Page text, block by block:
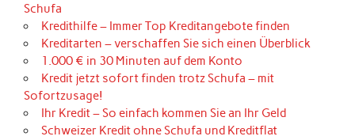
Schufa
Kredithilfe – Immer Top Kreditangebote finden
Kreditarten – verschaffen Sie sich einen Überblick
1.000 € in 30 Minuten auf dem Konto
Kredit jetzt sofort finden trotz Schufa – mit
Sofortzusage!
Ihr Kredit – So einfach kommen Sie an Ihr Geld
Schweizer Kredit ohne Schufa und Kreditflat